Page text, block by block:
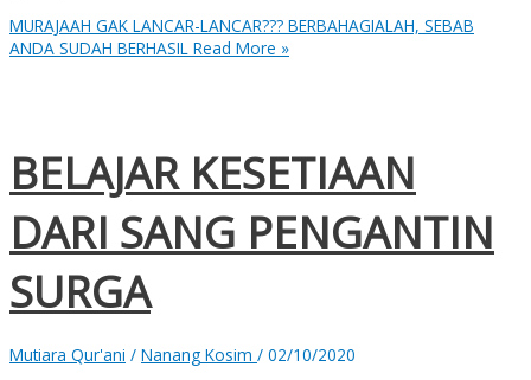
MURAJAAH GAK LANCAR-LANCAR??? BERBAHAGIALAH, SEBAB
ANDA SUDAH BERHASIL Read More »
BELAJAR KESETIAAN
DARI SANG PENGANTIN
SURGA
Mutiara Qur'ani / Nanang Kosim / 02/10/2020